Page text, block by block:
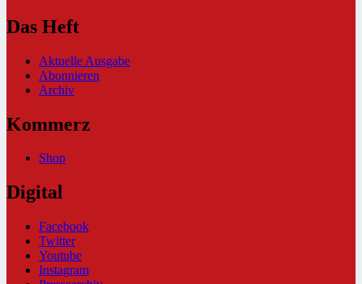
Das Heft
Aktuelle Ausgabe
Abonnieren
Archiv
Kommerz
Shop
Digital
Facebook
Twitter
Youtube
Instagram